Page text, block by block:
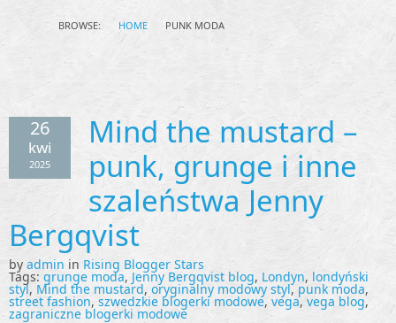
Contact
BROWSE: HOME PUNK MODA
26
kwi
2025
Mind the mustard –
punk, grunge i inne
szaleństwa Jenny
Bergqvist
by admin in Rising Blogger Stars
Tags: grunge moda, Jenny Bergqvist blog, Londyn, londyński
styl, Mind the mustard, oryginalny modowy styl, punk moda,
street fashion, szwedzkie blogerki modowe, vega, vega blog,
zagraniczne blogerki modowe